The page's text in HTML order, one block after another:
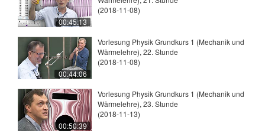
00:45:13
(2018-11-08)
00:44:06
Vorlesung Physik Grundkurs 1 (Mechanik und
Wärmelehre), 22. Stunde
(2018-11-08)
00:50:39
Vorlesung Physik Grundkurs 1 (Mechanik und
Wärmelehre), 23. Stunde
(2018-11-13)